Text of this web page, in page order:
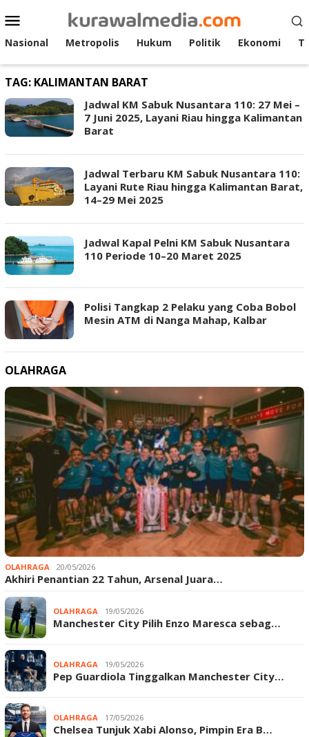
ke
konten
Menu
Mobile
Nasional Metropolis Hukum Politik Ekonomi
TAG: KALIMANTAN BARAT
Jadwal KM Sabuk Nusantara 110: 27 Mei –
7 Juni 2025, Layani Riau hingga Kalimantan
Barat
Jadwal Terbaru KM Sabuk Nusantara 110:
Layani Rute Riau hingga Kalimantan Barat,
14–29 Mei 2025
Jadwal Kapal Pelni KM Sabuk Nusantara
110 Periode 10–20 Maret 2025
Polisi Tangkap 2 Pelaku yang Coba Bobol
Mesin ATM di Nanga Mahap, Kalbar
OLAHRAGA
OLAHRAGA 20/05/2026
Akhiri Penantian 22 Tahun, Arsenal Juara…
OLAHRAGA 19/05/2026
Manchester City Pilih Enzo Maresca sebag…
OLAHRAGA 19/05/2026
Pep Guardiola Tinggalkan Manchester City…
OLAHRAGA 17/05/2026
Chelsea Tunjuk Xabi Alonso, Pimpin Era B…